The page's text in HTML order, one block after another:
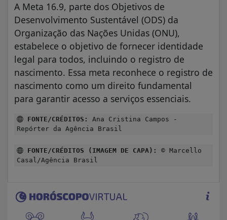
A Meta 16.9, parte dos Objetivos de
Desenvolvimento Sustentável (ODS) da
Organização das Nações Unidas (ONU),
estabelece o objetivo de fornecer identidade
legal para todos, incluindo o registro de
nascimento. Essa meta reconhece o registro de
nascimento como um direito fundamental
para garantir acesso a serviços essenciais.
FONTE/CRÉDITOS:
Ana Cristina Campos -
Repórter da Agência Brasil
FONTE/CRÉDITOS (IMAGEM DE CAPA):
© Marcello
Casal/Agência Brasil